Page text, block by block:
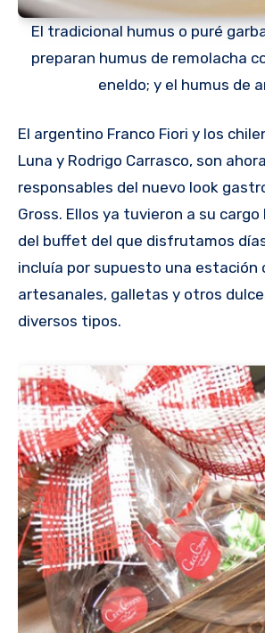
El tradicional humus o puré
preparan humus de remolacha
eneldo; y el humus de
El argentino Franco Fiori y los
Luna y Rodrigo Carrasco, son
responsables del nuevo look
Gross. Ellos ya tuvieron a su
del buffet del que disfrutamos
incluía por supuesto una estación
artesanales, galletas y otros
diversos tipos.